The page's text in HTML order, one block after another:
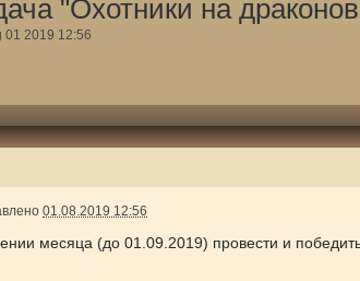
"Охотники на
01 2019 12:56
01.08.2019 12:56
месяца (до 01.09.2019) провести и